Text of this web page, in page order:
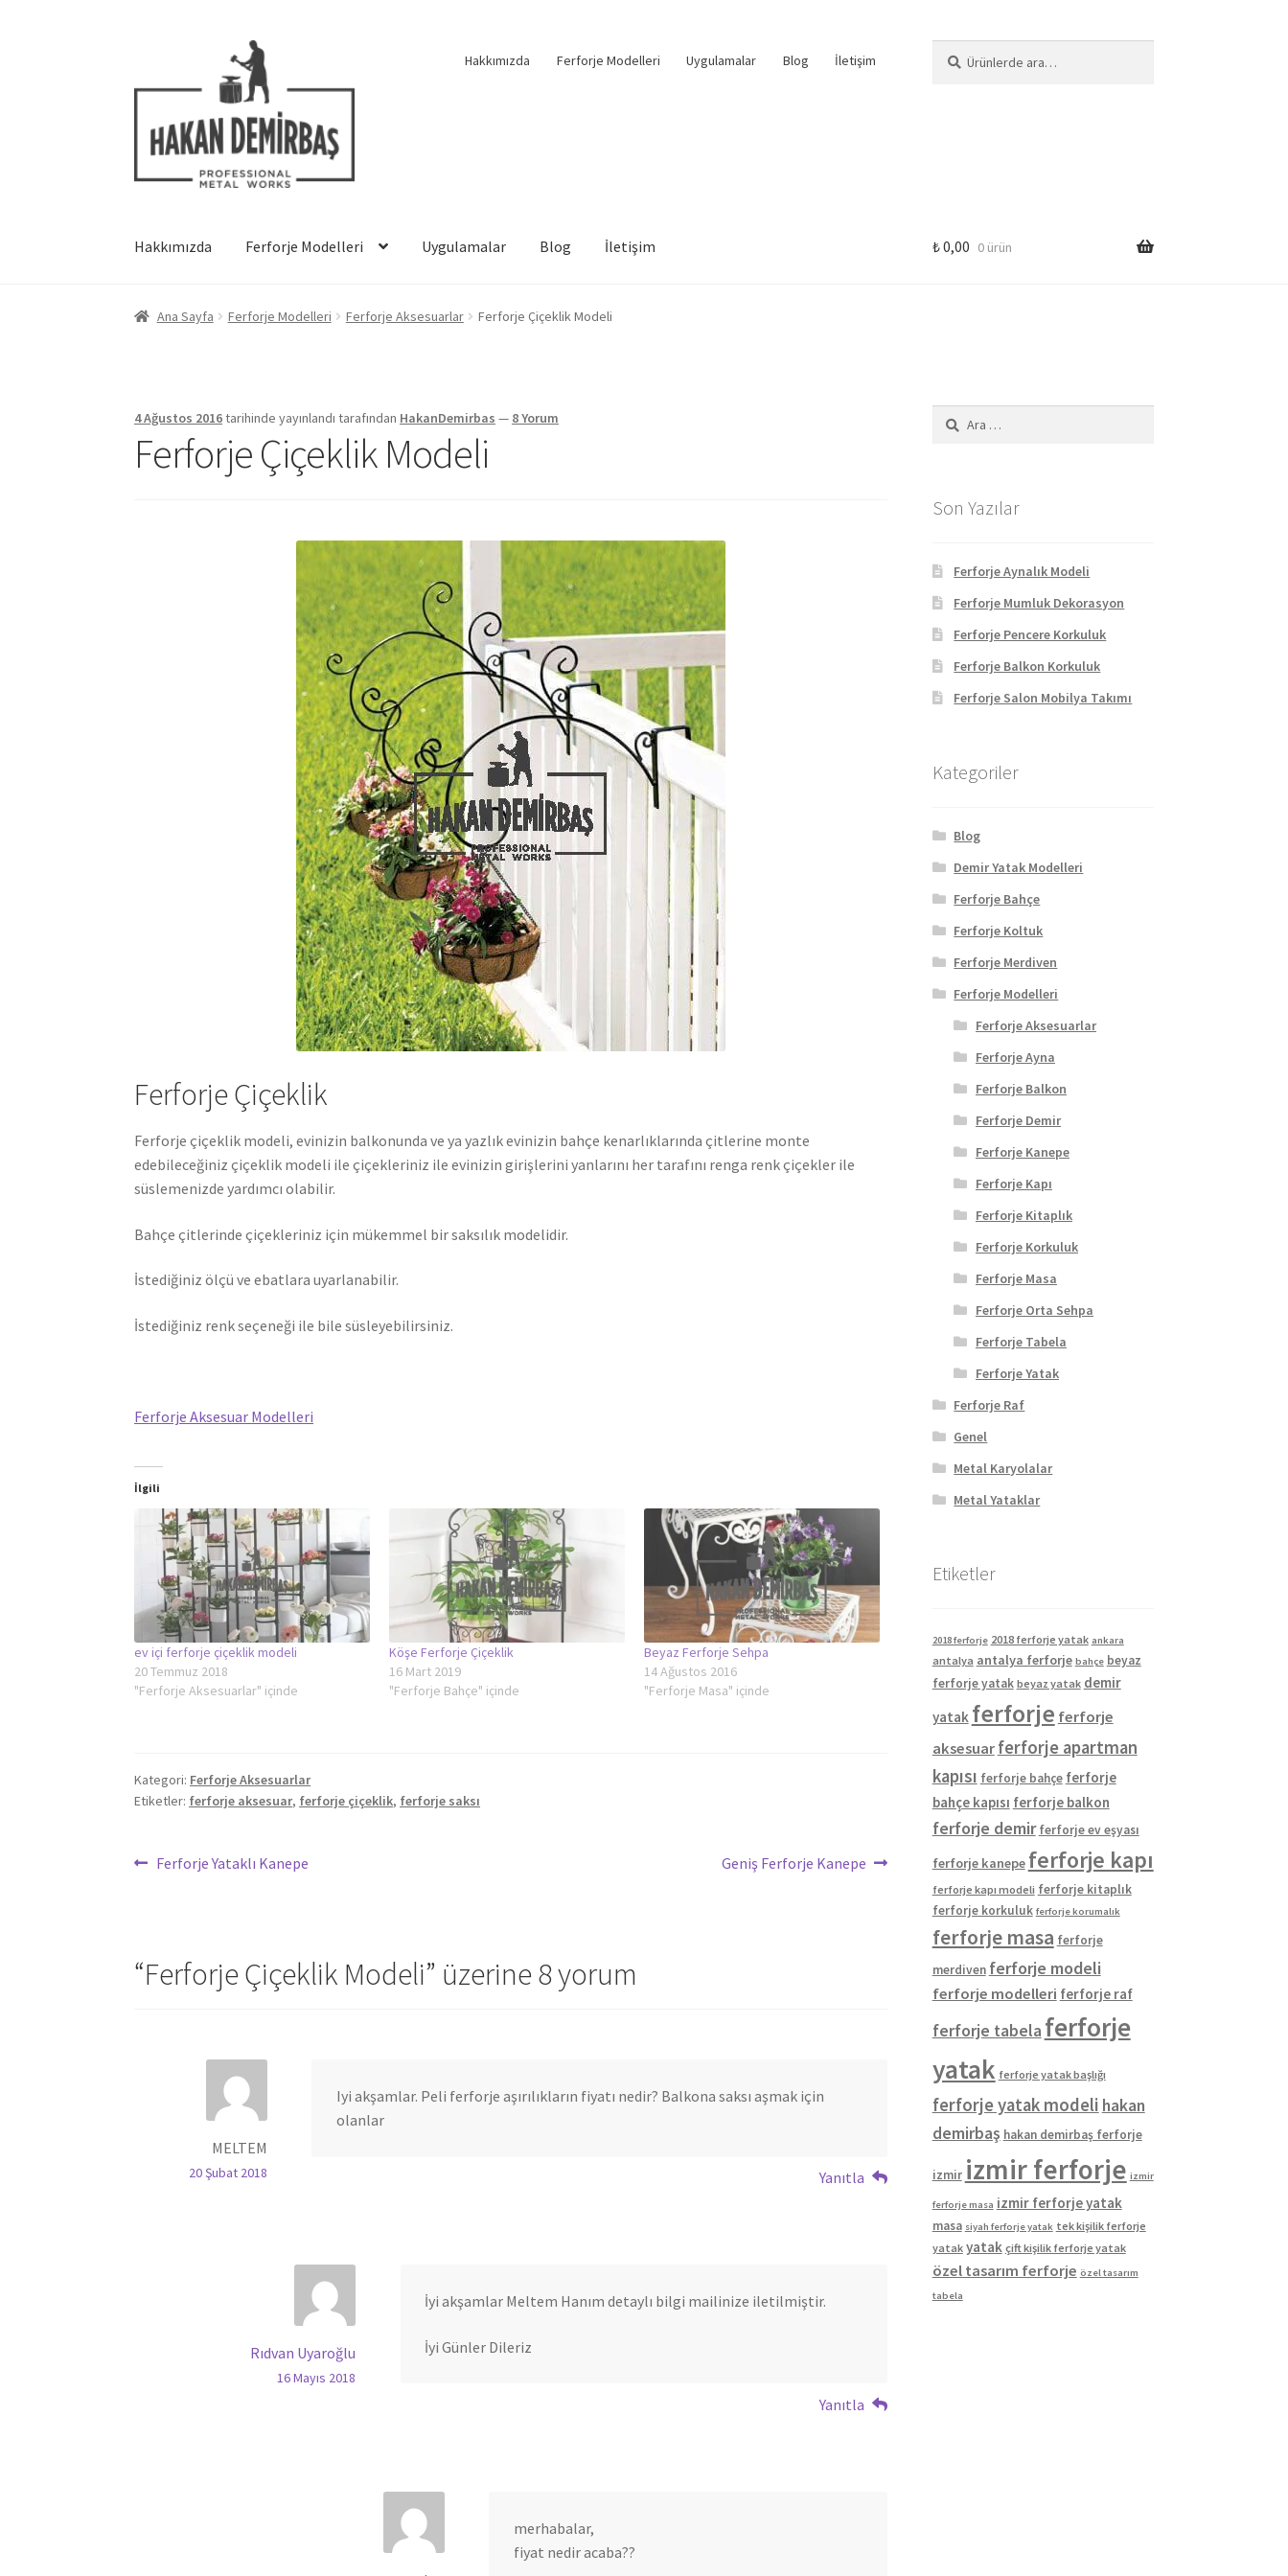
Hakkımızda Ferforje Modelleri Uygulamalar Blog İletişim
Hakkımızda Ferforje Modelleri Uygulamalar Blog İletişim ₺0,00 0 ürün
Ana Sayfa Ferforje Modelleri Ferforje Aksesuarlar Ferforje Çiçeklik Modeli
4 Ağustos 2016tarihinde yayınlandı tarafından HakanDemirbas — 8 Yorum
Ferforje Çiçeklik Modeli
Ferforje Çiçeklik
Ferforje çiçeklik modeli, evinizin balkonunda ve ya yazlık evinizin bahçe kenarlıklarında çitlerine monte
edebileceğiniz çiçeklik modeli ile çiçekleriniz ile evinizin girişlerini yanlarını her tarafını renga renk çiçekler ile
süslemenizde yardımcı olabilir.
Bahçe çitlerinde çiçekleriniz için mükemmel bir saksılık modelidir.
İstediğiniz ölçü ve ebatlara uyarlanabilir.
İstediğiniz renk seçeneği ile bile süsleyebilirsiniz.
Ferforje Aksesuar Modelleri
İlgili
ev içi ferforje çiçeklik modeli
20 Temmuz 2018
"Ferforje Aksesuarlar" içinde
Köşe Ferforje Çiçeklik
16 Mart 2019
"Ferforje Bahçe" içinde
Beyaz Ferforje Sehpa
14 Ağustos 2016
"Ferforje Masa" içinde
Kategori: Ferforje Aksesuarlar
Etiketler: ferforje aksesuar, ferforje çiçeklik, ferforje saksı
YazıÖnceki
Ferforje Yataklı Kanepe
Sonraki
Geniş Ferforje Kanepe
“Ferforje Çiçeklik Modeli” üzerine 8 yorum
MELTEM
20 Şubat 2018
Iyi akşamlar. Peli ferforje aşırılıkların fiyatı nedir? Balkona saksı aşmak için
olanlar
Yanıtla
Rıdvan Uyaroğlu
16 Mayıs 2018
İyi akşamlar Meltem Hanım detaylı bilgi mailinize iletilmiştir.
İyi Günler Dileriz
Yanıtla
merhabalar,
fiyat nedir acaba??
Arama:
Son Yazılar
Ferforje Aynalık Modeli
Ferforje Mumluk Dekorasyon
Ferforje Pencere Korkuluk
Ferforje Balkon Korkuluk
Ferforje Salon Mobilya Takımı
Kategoriler
Blog
Demir Yatak Modelleri
Ferforje Bahçe
Ferforje Koltuk
Ferforje Merdiven
Ferforje Modelleri
Ferforje Aksesuarlar
Ferforje Ayna
Ferforje Balkon
Ferforje Demir
Ferforje Kanepe
Ferforje Kapı
Ferforje Kitaplık
Ferforje Korkuluk
Ferforje Masa
Ferforje Orta Sehpa
Ferforje Tabela
Ferforje Yatak
Ferforje Raf
Genel
Metal Karyolalar
Metal Yataklar
Etiketler
2018 ferforje 2018 ferforje yatak ankara
antalya antalya ferforje bahçe beyaz
ferforje yatak beyaz yatak demir
yatak ferforje ferforje
aksesuar ferforje apartman
kapısı ferforje bahçe ferforje
bahçe kapısı ferforje balkon
ferforje demir ferforje ev eşyası
ferforje kanepe ferforje kapı
ferforje kapı modeli ferforje kitaplık
ferforje korkuluk ferforje korumalık
ferforje masa ferforje
merdiven ferforje modeli
ferforje modelleri ferforje raf
ferforje tabela ferforje
yatak ferforje yatak başlığı
ferforje yatak modeli hakan
demirbaş hakan demirbaş ferforje
izmir izmir ferforje izmir
ferforje masa izmir ferforje yatak
masa siyah ferforje yatak tek kişilik ferforje
yatak yatak çift kişilik ferforje yatak
özel tasarım ferforje özel tasarım
tabela